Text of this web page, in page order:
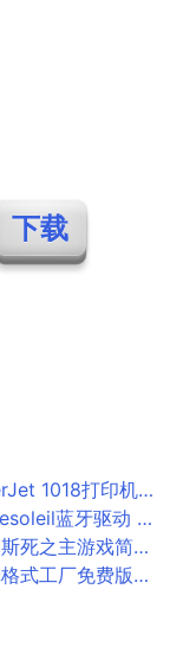
打印机驱动下载
v10.2.492.1 电脑版
文版 v1.0 附阵容推荐
载(附安装教程) v4.6.2